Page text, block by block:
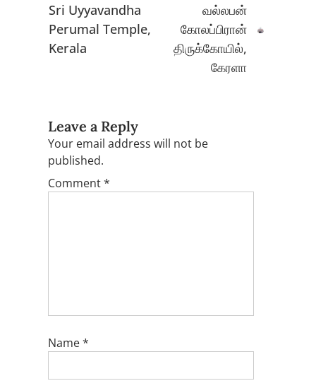
Sri Uyyavandha
Perumal Temple,
Kerala
வல்லபன்
கோலப்பிரான்
திருக்கோயில்,
கேரளா
Leave a Reply
Your email address will not be
published.
Comment*
Name*